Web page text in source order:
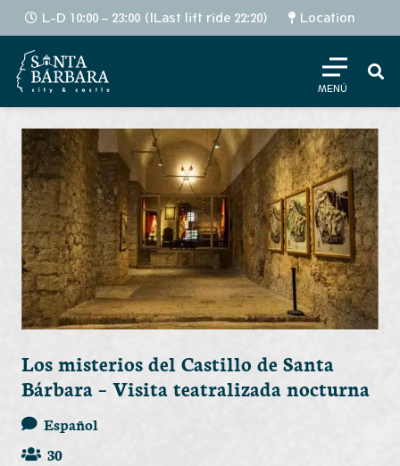
L-D 10:00 – 23:00 (lLast lift ride 22:20) Location
MENÚ
Los misterios del Castillo de Santa
Bárbara – Visita teatralizada nocturna
Español
30